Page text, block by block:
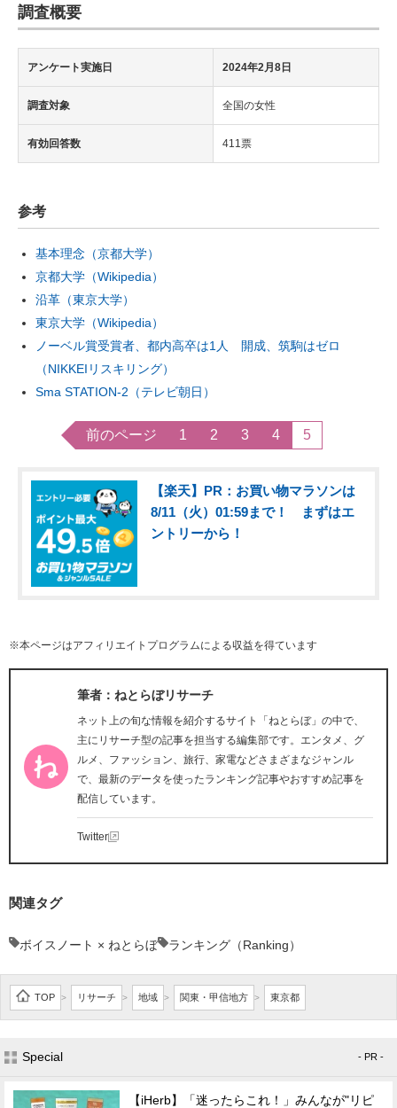
調査概要
アンケート実施日 2024年2月8日
調査対象 全国の女性
有効回答数 411票
参考
基本理念（京都大学）
京都大学（Wikipedia）
沿革（東京大学）
東京大学（Wikipedia）
ノーベル賞受賞者、都内高卒は1人 開成、筑駒はゼロ
（NIKKEIリスキリング）
Sma STATION-2（テレビ朝日）
前のページ 1 2 3 4 5
【楽天】PR：お買い物マラソンは
8/11（火）01:59まで！ まずはエ
ントリーから！
※本ページはアフィリエイトプログラムによる収益を得ています
筆者：ねとらぼリサーチ
ネット上の旬な情報を紹介するサイト「ねとらぼ」の中で、
主にリサーチ型の記事を担当する編集部です。エンタメ、グ
ルメ、ファッション、旅行、家電などさまざまなジャンル
で、最新のデータを使ったランキング記事やおすすめ記事を
配信しています。
Twitter
関連タグ
ボイスノート × ねとらぼ ランキング（Ranking）
TOP > リサーチ > 地域 > 関東・甲信地方 > 東京都
Special - PR -
【iHerb】「迷ったらこれ！」みんなが"リピ